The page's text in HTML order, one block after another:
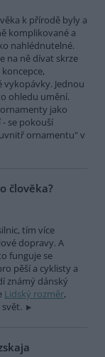
k přírodě byly a
komplikované a
nahlédnutelné.
na ně dívat skrze
vykopávky. Jednou
ohledu umění.
jako
se pokouší
ornamentu" v
člověka?
tím více
dopravy. A
funguje se
pěší a cyklisty a
známý dánský
Lidský rozměr,